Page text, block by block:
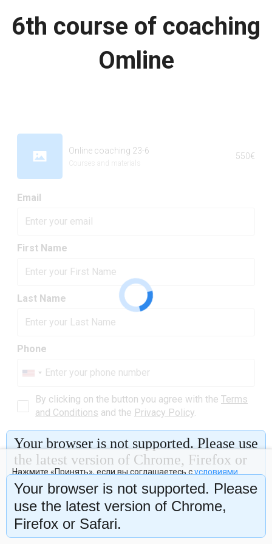
6th course of coaching
Omline
Нажмите «Принять», если вы соглашаетесь сусловиями
обработки cookie и данных о поведении на сайте
, нужных
нам для аналитики. Запретить обработку cookie можете
через браузер.
Отклонить Принять
Your browser is not supported. Please
use the latest version of Chrome,
Firefox or Safari.